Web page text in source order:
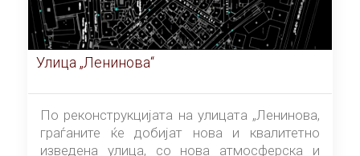
Улица „Ленинова“
По реконструкцијата на улицата „Ленинова,
граѓаните ќе добијат нова и квалитетно
изведена улица, со нова атмосферска и